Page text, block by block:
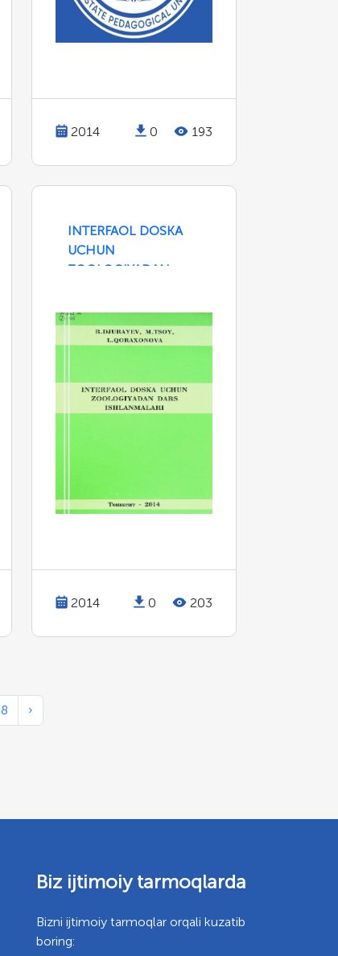
2014 0 193
INTERFAOL DOSKA
UCHUN
ZOOLOGIYADAN
2014 0 203
8 ›
Biz ijtimoiy tarmoqlarda
Bizni ijtimoiy tarmoqlar orqali kuzatib
boring: